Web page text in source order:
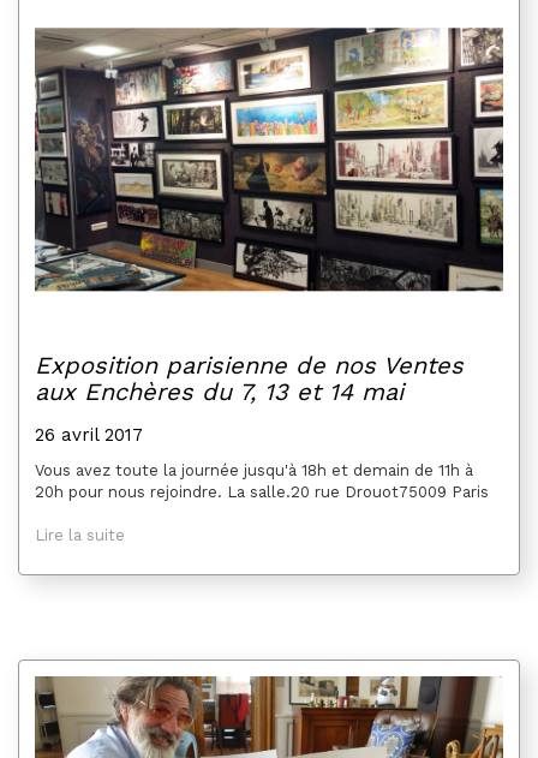
Exposition parisienne de nos Ventes
aux Enchères du 7, 13 et 14 mai
26 avril 2017
Vous avez toute la journée jusqu'à 18h et demain de 11h à
20h pour nous rejoindre. La salle.20 rue Drouot75009 Paris
Lire la suite